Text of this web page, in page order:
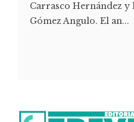
Carrasco Hernández y
Gómez Angulo. El an...